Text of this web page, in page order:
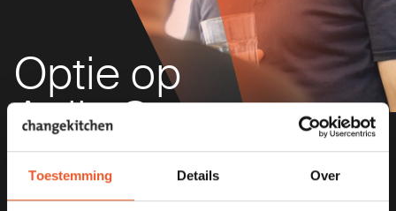
Toestemming Details Over
Optie op
Agile Scrum
Training